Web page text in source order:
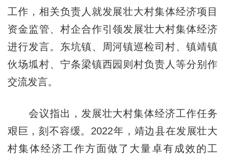
工作，相关负责人就发展壮大村集体经济项目
资金监管、村企合作引领发展壮大村集体经济
进行发言。东坑镇、周河镇巡检司村、镇靖镇
伙场坬村、宁条梁镇西园则村负责人等分别作
交流发言。
会议指出，发展壮大村集体经济工作任务
艰巨，刻不容缓。2022年，靖边县在发展壮大
村集体经济工作方面做了大量卓有成效的工